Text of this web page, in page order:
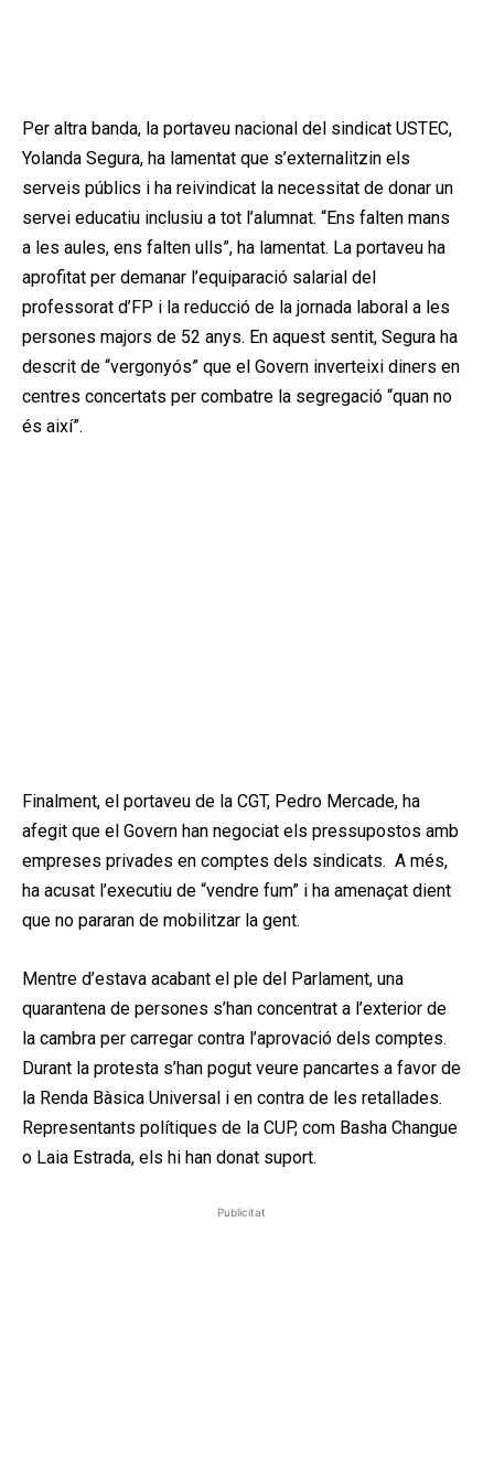
Per altra banda, la portaveu nacional del sindicat USTEC,
Yolanda Segura, ha lamentat que s’externalitzin els
serveis públics i ha reivindicat la necessitat de donar un
servei educatiu inclusiu a tot l’alumnat. “Ens falten mans
a les aules, ens falten ulls”, ha lamentat. La portaveu ha
aprofitat per demanar l’equiparació salarial del
professorat d’FP i la reducció de la jornada laboral a les
persones majors de 52 anys. En aquest sentit, Segura ha
descrit de “vergonyós” que el Govern inverteixi diners en
centres concertats per combatre la segregació “quan no
és així”.
Finalment, el portaveu de la CGT, Pedro Mercade, ha
afegit que el Govern han negociat els pressupostos amb
empreses privades en comptes dels sindicats. A més,
ha acusat l’executiu de “vendre fum” i ha amenaçat dient
que no pararan de mobilitzar la gent.
Mentre d’estava acabant el ple del Parlament, una
quarantena de persones s’han concentrat a l’exterior de
la cambra per carregar contra l’aprovació dels comptes.
Durant la protesta s’han pogut veure pancartes a favor de
la Renda Bàsica Universal i en contra de les retallades.
Representants polítiques de la CUP, com Basha Changue
o Laia Estrada, els hi han donat suport.
Publicitat